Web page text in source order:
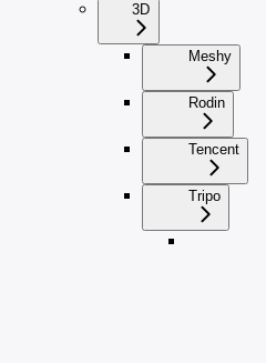
3D
Meshy
Rodin
Tencent
Tripo